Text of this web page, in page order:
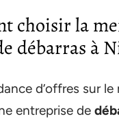
choisir la
débarras à
d’offres sur le
entreprise de